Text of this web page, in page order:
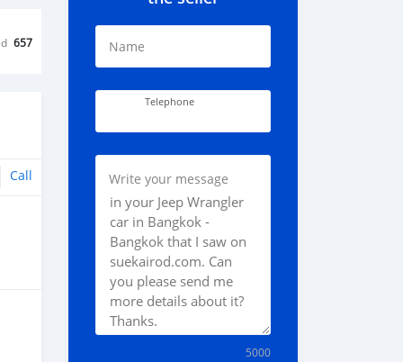
657
Call
Name
Telephone
Write your message
5000